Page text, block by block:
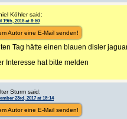
Köhler said:
19th, 2018 at 8:50
Autor eine E-Mail senden!
Tag hätte einen blauen disler
Interesse hat bitte melden
Sturm said:
23rd, 2017 at 18:14
Autor eine E-Mail senden!